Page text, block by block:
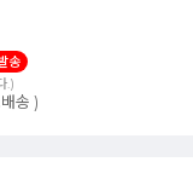
송
.)
송 )